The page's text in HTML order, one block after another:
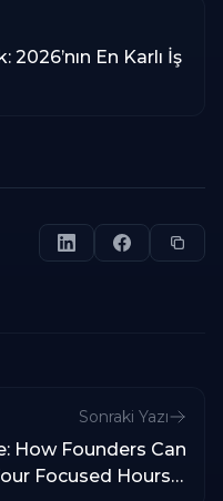
En Karlı İş
Sonraki Yazı
How Founders Can
Focused Hours a